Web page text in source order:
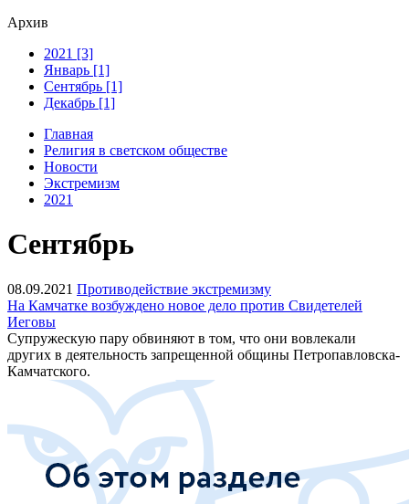
Архив
2021 [3]
Январь [1]
Сентябрь [1]
Декабрь [1]
Главная
Религия в светском обществе
Новости
Экстремизм
2021
Сентябрь
08.09.2021 Противодействие экстремизму
На Камчатке возбуждено новое дело против Свидетелей
Иеговы
Супружескую пару обвиняют в том, что они вовлекали
других в деятельность запрещенной общины Петропавловска-
Камчатского.